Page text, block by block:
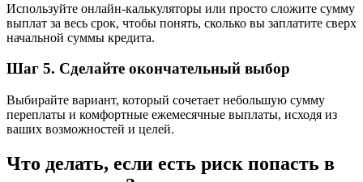
Используйте онлайн-калькуляторы или просто сложите сумму
выплат за весь срок, чтобы понять, сколько вы заплатите сверх
начальной суммы кредита.
Шаг 5. Сделайте окончательный выбор
Выбирайте вариант, который сочетает небольшую сумму
переплаты и комфортные ежемесячные выплаты, исходя из
ваших возможностей и целей.
Что делать, если есть риск попасть в